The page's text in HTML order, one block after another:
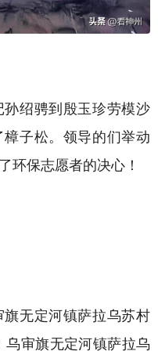
绍骋到殷玉珍劳模沙
子松。领导的们举动
环保志愿者的决心！
无定河镇萨拉乌苏村
乌审旗无定河镇萨拉乌